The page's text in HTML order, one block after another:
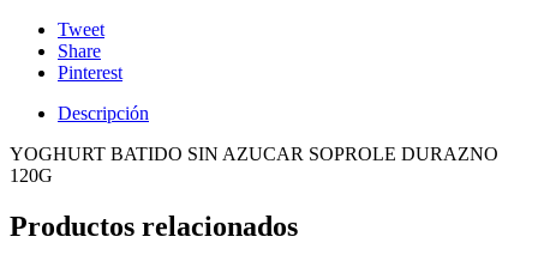
Tweet
Share
Pinterest
Descripción
YOGHURT BATIDO SIN AZUCAR SOPROLE DURAZNO
120G
Productos relacionados